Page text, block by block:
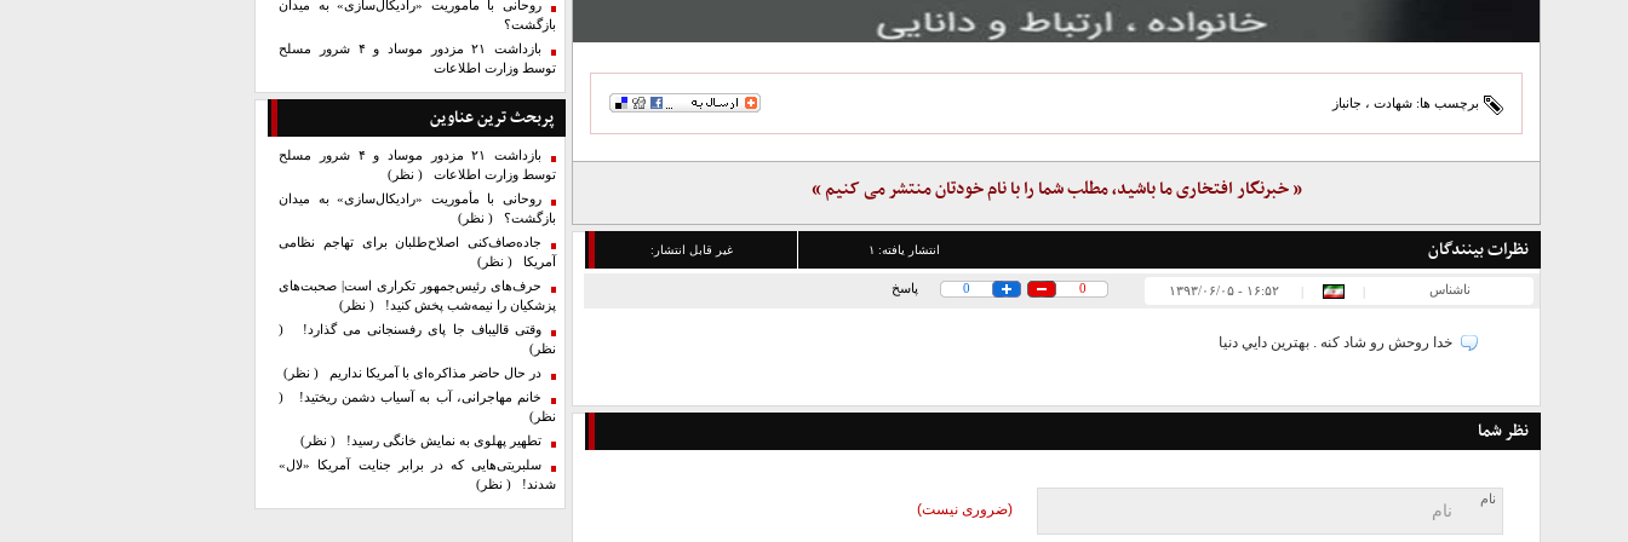
برچسب ها: شهادت ، جانباز
« خبرنگار افتخاری ما باشید، مطلب شما را با نام خودتان منتشر می کنیم »
نظرات بینندگان انتشار یافته: ۱ غیر قابل انتشار:
ناشناس |
| ۱۶:۵۲ - ۱۳۹۳/۰۶/۰۵ 0
0 پاسخ
خدا روحش رو شاد كنه . بهترين دايي دنيا
نظر شما
نام
(ضروری نیست)
روحانی با مأموریت «رادیکال‌سازی» به میدان
بازگشت؟
بازداشت ۲۱ مزدور موساد و ۴ شرور مسلح
توسط وزارت اطلاعات
پربحث ترین عناوین
بازداشت ۲۱ مزدور موساد و ۴ شرور مسلح
توسط وزارت اطلاعات ( نظر)
روحانی با مأموریت «رادیکال‌سازی» به میدان
بازگشت؟ ( نظر)
جاده‌صاف‌کنی اصلاح‌طلبان برای تهاجم نظامی
آمریکا ( نظر)
حرف‌های رئیس‌جمهور تکراری است| صحبت‌های
پزشکیان را نیمه‌شب پخش کنید! ( نظر)
وقتی قالیباف جا پای رفسنجانی می گذارد! (
نظر)
در حال حاضر مذاکره‌ای با آمریکا نداریم ( نظر)
خانم مهاجرانی، آب به آسیاب دشمن ریختید! (
نظر)
تطهیر پهلوی به نمایش خانگی رسید! ( نظر)
سلبریتی‌هایی که در برابر جنایت آمریکا «لال»
شدند! ( نظر)